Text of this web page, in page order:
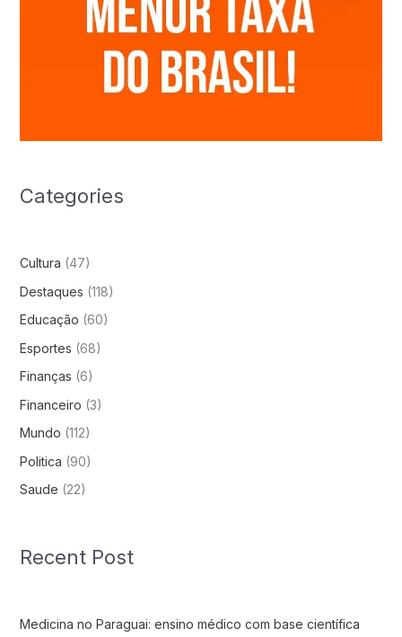
Categories
Cultura (47)
Destaques (118)
Educação (60)
Esportes (68)
Finanças (6)
Financeiro (3)
Mundo (112)
Politica (90)
Saude (22)
Recent Post
Medicina no Paraguai: ensino médico com base científica